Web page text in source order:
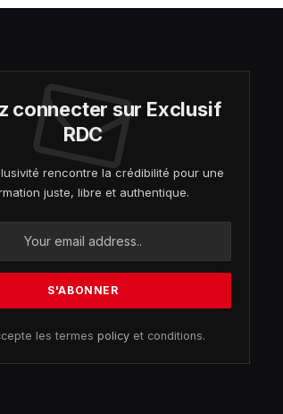
connecter sur Exclusif
RDC
rencontre la crédibilité pour une
juste, libre et authentique.
les termes policyet conditions.